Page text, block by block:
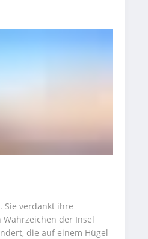
Sie verdankt ihre
der Insel
die auf einem Hügel